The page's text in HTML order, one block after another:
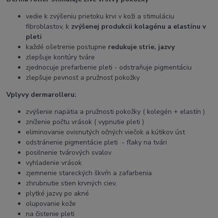
vedie k zvýšeniu prietoku krvi v koži a stimuláciu
fibroblastov, k zvýšenej produkcii kolagénu a elastínu v
pleti
každé ošetrenie postupne redukuje strie, jazvy
zlepšuje kontúry tváre
zjednocuje prefarbenie pleti - odstraňuje pigmentáciu
zlepšuje pevnosť a pružnosť pokožky
Vplyvy dermarolleru:
zvýšenie napätia a pružnosti pokožky ( kolegén + elastín )
zníženie počtu vrások ( vypnutie pleti )
eliminovanie ovisnutých očných viečok a kútikov úst
odstránenie pigmentácie pleti - fľaky na tvári
posilnenie tvárových svalov
vyhladenie vrások
zjemnenie stareckých škvŕn a zafarbenia
zhrubnutie stien krvných ciev,
plytké jazvy po akné
olupovanie kože
na čistenie pleti